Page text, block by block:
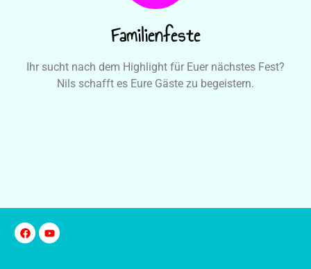
Familienfeste
Ihr sucht nach dem Highlight für Euer nächstes Fest?
Nils schafft es Eure Gäste zu begeistern.